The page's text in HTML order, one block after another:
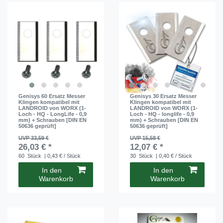
Genisys 60 Ersatz Messer
Klingen kompatibel mit
LANDROID von WORX (1-
Loch - HQ - LongLife - 0,9
mm) + Schrauben [DIN EN
50636 geprüft]
UVP 33,59 €
26,03 € *
60 Stück | 0,43 € / Stück
In den
Warenkorb
Genisys 30 Ersatz Messer
Klingen kompatibel mit
LANDROID von WORX (1-
Loch - HQ - longlife - 0,9
mm) + Schrauben [DIN EN
50636 geprüft]
UVP 15,58 €
12,07 € *
30 Stück | 0,40 € / Stück
In den
Warenkorb